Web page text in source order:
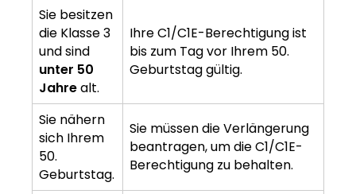
Sie besitzen
die Klasse 3
und sind
unter 50
Jahrealt.
Ihre C1/C1E-Berechtigung ist
bis zum Tag vor Ihrem 50.
Geburtstag gültig.
Sie nähern
sich Ihrem
50.
Geburtstag.
Sie müssen die Verlängerung
beantragen, um die C1/C1E-
Berechtigung zu behalten.